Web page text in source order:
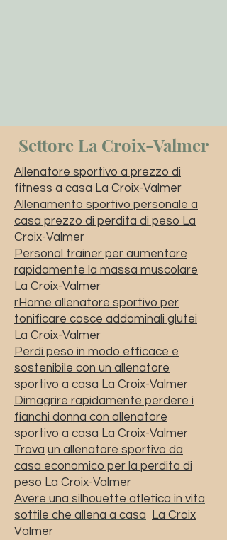
Settore La Croix-Valmer
Allenatore sportivo a prezzo di
fitness a casa La Croix-Valmer
Allenamento sportivo personale a
casa prezzo di perdita di peso La
Croix-Valmer
Personal trainer per aumentare
rapidamente la massa muscolare
La Croix-Valmer
rHome allenatore sportivo per
tonificare cosce addominali glutei
La Croix-Valmer
Perdi peso in modo efficace e
sostenibile con un allenatore
sportivo a casa La Croix-Valmer
Dimagrire rapidamente perdere i
fianchi donna con allenatore
sportivo a casa La Croix-Valmer
Trova un allenatore sportivo da
casa economico per la perdita di
peso La Croix-Valmer
Avere una silhouette atletica in vita
sottile che allena a casa
La Croix
Valmer